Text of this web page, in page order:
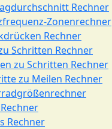
Rechner
Zonenrechner
Rechner
Schritten Rechner
zu Schritten Rechner
zu Meilen Rechner
Rechner
Rechner